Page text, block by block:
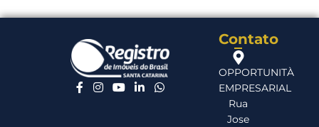
Contato
OPPORTUNITÀ
EMPRESARIAL
Rua
Jose